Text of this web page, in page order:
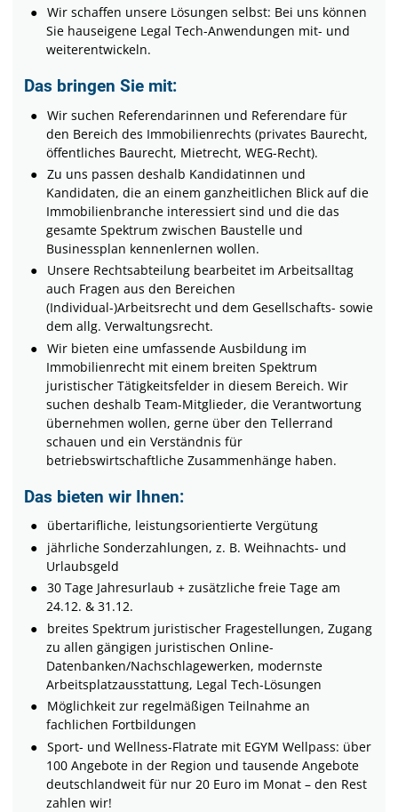
Wir schaffen unsere Lösungen selbst: Bei uns können
Sie hauseigene Legal Tech-Anwendungen mit- und
weiterentwickeln.
Das bringen Sie mit:
Wir suchen Referendarinnen und Referendare für
den Bereich des Immobilienrechts (privates Baurecht,
öffentliches Baurecht, Mietrecht, WEG-Recht).
Zu uns passen deshalb Kandidatinnen und
Kandidaten, die an einem ganzheitlichen Blick auf die
Immobilienbranche interessiert sind und die das
gesamte Spektrum zwischen Baustelle und
Businessplan kennenlernen wollen.
Unsere Rechtsabteilung bearbeitet im Arbeitsalltag
auch Fragen aus den Bereichen
(Individual-)Arbeitsrecht und dem Gesellschafts- sowie
dem allg. Verwaltungsrecht.
Wir bieten eine umfassende Ausbildung im
Immobilienrecht mit einem breiten Spektrum
juristischer Tätigkeitsfelder in diesem Bereich. Wir
suchen deshalb Team-Mitglieder, die Verantwortung
übernehmen wollen, gerne über den Tellerrand
schauen und ein Verständnis für
betriebswirtschaftliche Zusammenhänge haben.
Das bieten wir Ihnen:
übertarifliche, leistungsorientierte Vergütung
jährliche Sonderzahlungen, z. B. Weihnachts- und
Urlaubsgeld
30 Tage Jahresurlaub + zusätzliche freie Tage am
24.12. & 31.12.
breites Spektrum juristischer Fragestellungen, Zugang
zu allen gängigen juristischen Online-
Datenbanken/Nachschlagewerken, modernste
Arbeitsplatzausstattung, Legal Tech-Lösungen
Möglichkeit zur regelmäßigen Teilnahme an
fachlichen Fortbildungen
Sport- und Wellness-Flatrate mit EGYM Wellpass: über
100 Angebote in der Region und tausende Angebote
deutschlandweit für nur 20 Euro im Monat – den Rest
zahlen wir!